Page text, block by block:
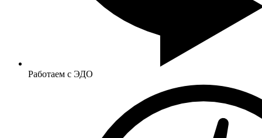
Работаем с ЭДО